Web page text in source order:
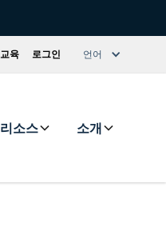
교육 로그인 언어
리소스 소개